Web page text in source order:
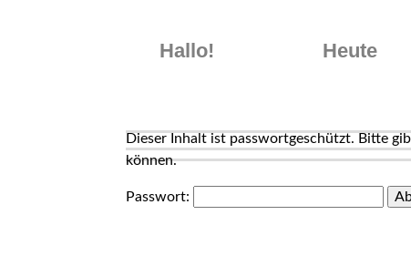
contentHallo! Heute
Dieser Inhalt ist passwortgeschützt. Bitte
können.
Passwort: